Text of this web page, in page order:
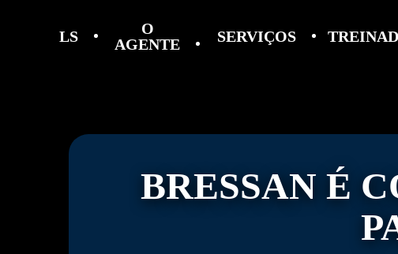
LS
O
AGENTE
SERVIÇOS
BRESSAN É